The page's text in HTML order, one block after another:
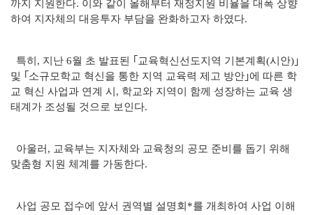
까지 지원한다. 이와 같이 올해부터 재정지원 비율을 대폭 상향
하여 지자체의 대응투자 부담을 완화하고자 하였다.
특히, 지난 6월 초 발표된 ｢교육혁신선도지역 기본계획(시안)｣
및 ｢소규모학교 혁신을 통한 지역 교육력 제고 방안｣에 따른 학
교 혁신 사업과 연계 시, 학교와 지역이 함께 성장하는 교육 생
태계가 조성될 것으로 보인다.
아울러, 교육부는 지자체와 교육청의 공모 준비를 돕기 위해
맞춤형 지원 체계를 가동한다.
사업 공모 접수에 앞서 권역별 설명회*를 개최하여 사업 이해